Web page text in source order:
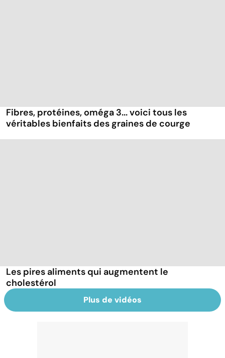
Fibres, protéines, oméga 3... voici tous les
véritables bienfaits des graines de courge
Les pires aliments qui augmentent le
cholestérol
Plus de vidéos